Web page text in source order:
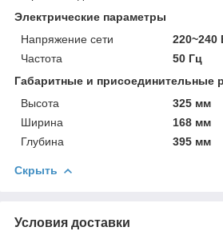
Электрические параметры
Напряжение сети
220~240
Частота
50 Гц
Габаритные и присоединительные
Высота
325 мм
Ширина
168 мм
Глубина
395 мм
Скрыть
Условия доставки